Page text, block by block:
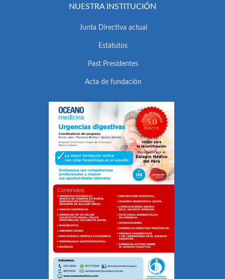
NUESTRA INSTITUCIÓN
Junta Directiva actual
Estatutos
Past Presidentes
Acta de fundación